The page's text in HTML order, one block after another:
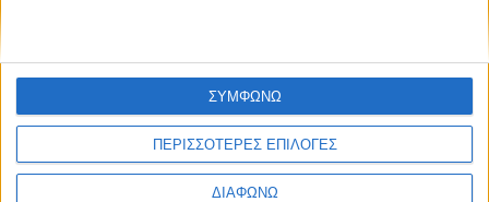
ΠΕΡΙΣΣΟΤΕΡΕΣ ΕΠΙΛΟΓΕΣ
ΔΙΑΦΩΝΩ
ΣΥΜΦΩΝΩ
CONNECT
NEWSLETTER